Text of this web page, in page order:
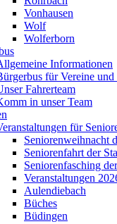
Vonhausen
Wolf
Wolferborn
Informationen
für Vereine
Fahrerteam
in unser Team
für
Seniorenweihnacht
Seniorenfahrt der
Seniorenfasching
Veranstaltungen
Aulendiebach
Büches
Büdingen